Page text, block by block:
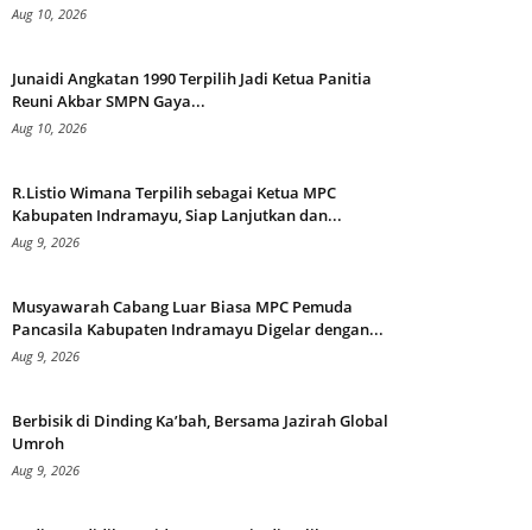
Aug 10, 2026
Junaidi Angkatan 1990 Terpilih Jadi Ketua Panitia
Reuni Akbar SMPN Gaya...
Aug 10, 2026
R.Listio Wimana Terpilih sebagai Ketua MPC
Kabupaten Indramayu, Siap Lanjutkan dan...
Aug 9, 2026
Musyawarah Cabang Luar Biasa MPC Pemuda
Pancasila Kabupaten Indramayu Digelar dengan...
Aug 9, 2026
Berbisik di Dinding Ka’bah, Bersama Jazirah Global
Umroh
Aug 9, 2026